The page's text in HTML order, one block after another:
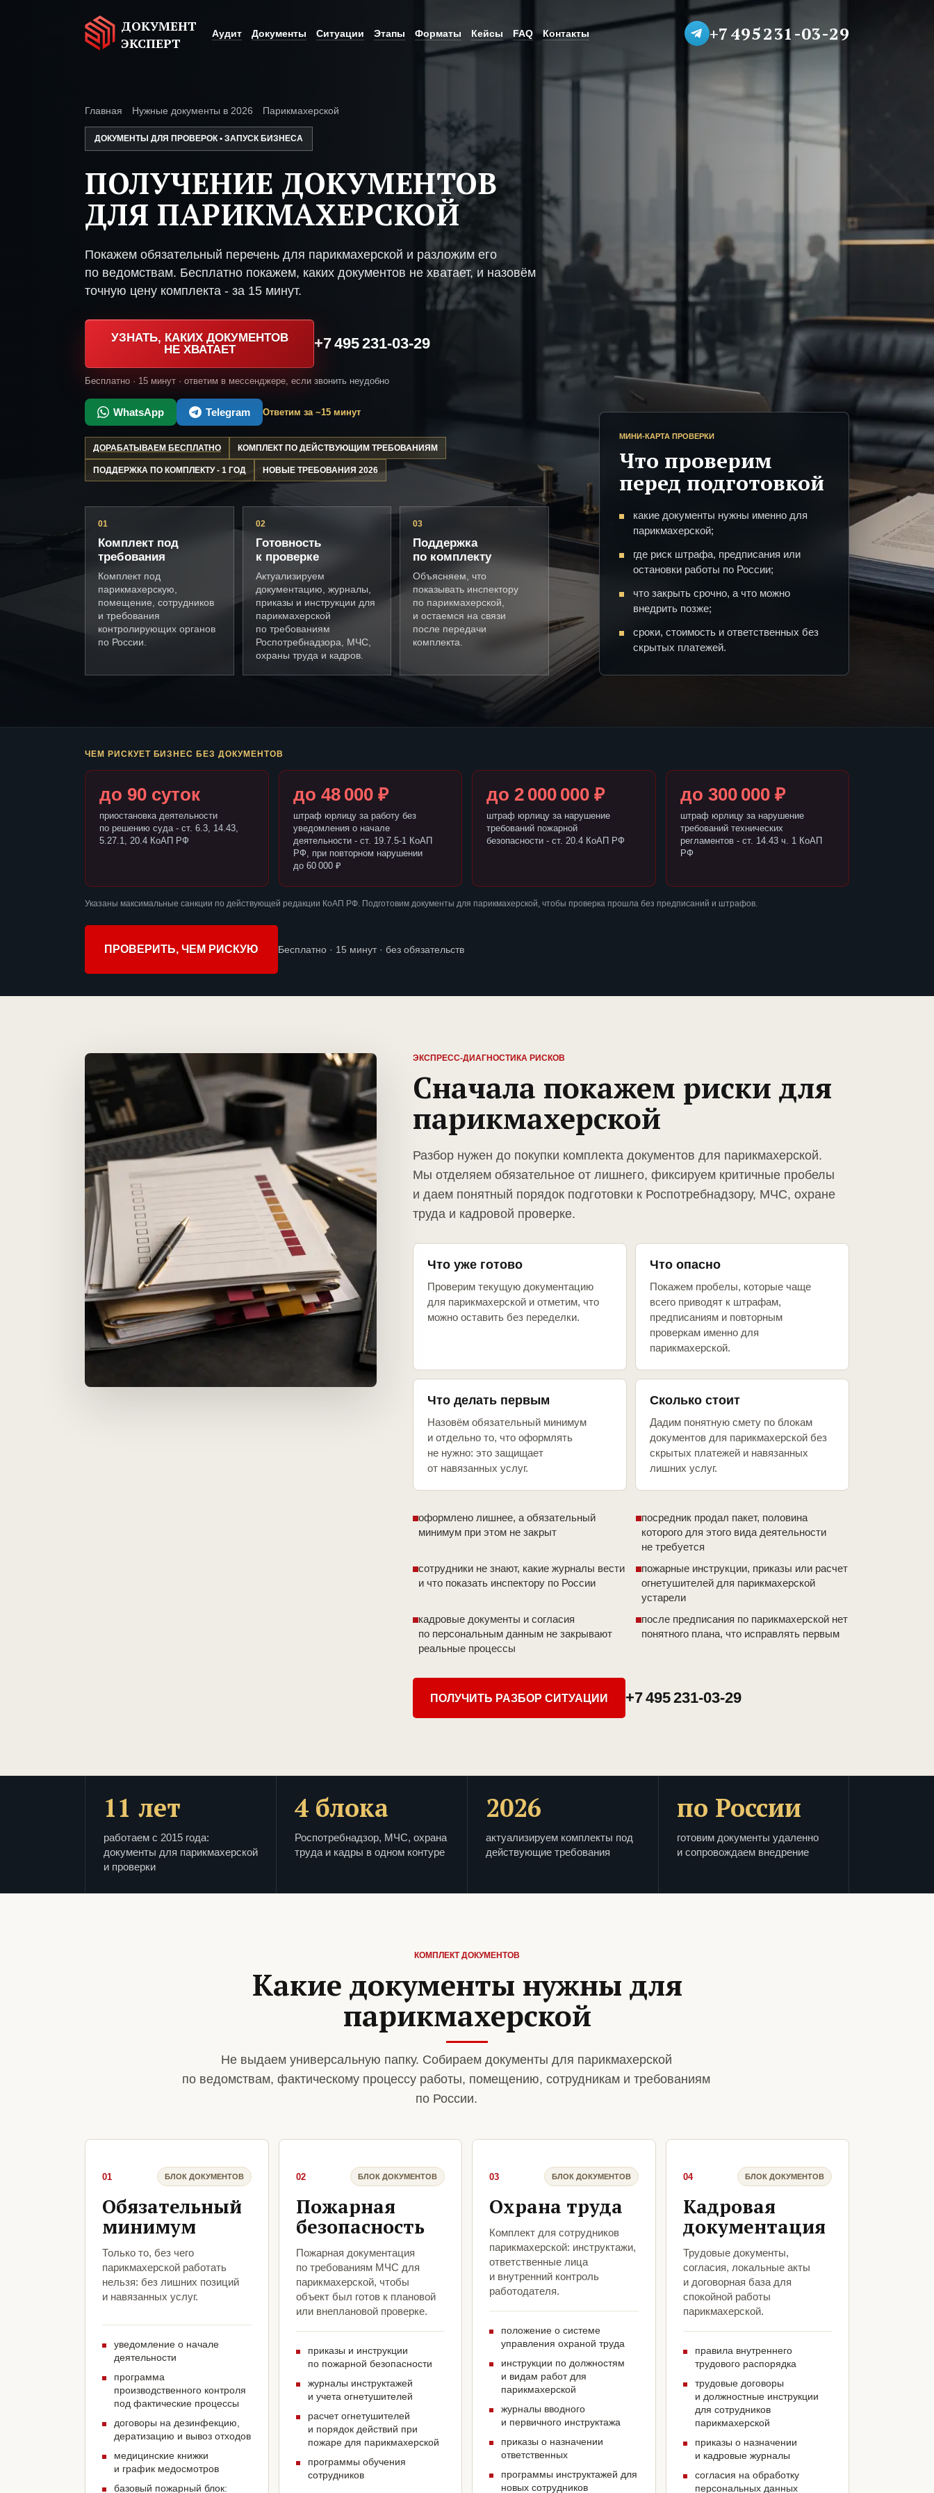
ДОКУМЕНТ
ЭКСПЕРТ
Аудит Документы Ситуации Этапы Форматы Кейсы FAQ Контакты +7 495 231-03-29
Главная Нужные документы в 2026 Парикмахерской
ДОКУМЕНТЫ ДЛЯ ПРОВЕРОК • ЗАПУСК БИЗНЕСА
ПОЛУЧЕНИЕ ДОКУМЕНТОВ
ДЛЯ ПАРИКМАХЕРСКОЙ
Покажем обязательный перечень для парикмахерской и разложим его
по ведомствам. Бесплатно покажем, каких документов не хватает, и назовём
точную цену комплекта - за 15 минут.
УЗНАТЬ, КАКИХ ДОКУМЕНТОВ
НЕ ХВАТАЕТ
+7 495 231-03-29
Бесплатно · 15 минут · ответим в мессенджере, если звонить неудобно
WhatsApp Telegram Ответим за ~15 минут
ДОРАБАТЫВАЕМ БЕСПЛАТНО КОМПЛЕКТ ПО ДЕЙСТВУЮЩИМ ТРЕБОВАНИЯМ
ПОДДЕРЖКА ПО КОМПЛЕКТУ - 1 ГОД НОВЫЕ ТРЕБОВАНИЯ 2026
01
Комплект под
требования
Комплект под
парикмахерскую,
помещение, сотрудников
и требования
контролирующих органов
по России.
02
Готовность
к проверке
Актуализируем
документацию, журналы,
приказы и инструкции для
парикмахерской
по требованиям
Роспотребнадзора, МЧС,
охраны труда и кадров.
03
Поддержка
по комплекту
Объясняем, что
показывать инспектору
по парикмахерской,
и остаемся на связи
после передачи
комплекта.
МИНИ-КАРТА ПРОВЕРКИ
Что проверим
перед подготовкой
какие документы нужны именно для
парикмахерской;
где риск штрафа, предписания или
остановки работы по России;
что закрыть срочно, а что можно
внедрить позже;
сроки, стоимость и ответственных без
скрытых платежей.
ЧЕМ РИСКУЕТ БИЗНЕС БЕЗ ДОКУМЕНТОВ
до 90 суток
приостановка деятельности
по решению суда - ст. 6.3, 14.43,
5.27.1, 20.4 КоАП РФ
до 48 000 ₽
штраф юрлицу за работу без
уведомления о начале
деятельности - ст. 19.7.5-1 КоАП
РФ, при повторном нарушении
до 60 000 ₽
до 2 000 000 ₽
штраф юрлицу за нарушение
требований пожарной
безопасности - ст. 20.4 КоАП РФ
до 300 000 ₽
штраф юрлицу за нарушение
требований технических
регламентов - ст. 14.43 ч. 1 КоАП
РФ
Указаны максимальные санкции по действующей редакции КоАП РФ. Подготовим документы для парикмахерской, чтобы проверка прошла без предписаний и штрафов.
ПРОВЕРИТЬ, ЧЕМ РИСКУЮ Бесплатно · 15 минут · без обязательств
ЭКСПРЕСС-ДИАГНОСТИКА РИСКОВ
Сначала покажем риски для
парикмахерской
Разбор нужен до покупки комплекта документов для парикмахерской.
Мы отделяем обязательное от лишнего, фиксируем критичные пробелы
и даем понятный порядок подготовки к Роспотребнадзору, МЧС, охране
труда и кадровой проверке.
Что уже готово
Проверим текущую документацию
для парикмахерской и отметим, что
можно оставить без переделки.
Что опасно
Покажем пробелы, которые чаще
всего приводят к штрафам,
предписаниям и повторным
проверкам именно для
парикмахерской.
Что делать первым
Назовём обязательный минимум
и отдельно то, что оформлять
не нужно: это защищает
от навязанных услуг.
Сколько стоит
Дадим понятную смету по блокам
документов для парикмахерской без
скрытых платежей и навязанных
лишних услуг.
оформлено лишнее, а обязательный
минимум при этом не закрыт
посредник продал пакет, половина
которого для этого вида деятельности
не требуется
сотрудники не знают, какие журналы вести
и что показать инспектору по России
пожарные инструкции, приказы или расчет
огнетушителей для парикмахерской
устарели
кадровые документы и согласия
по персональным данным не закрывают
реальные процессы
после предписания по парикмахерской нет
понятного плана, что исправлять первым
ПОЛУЧИТЬ РАЗБОР СИТУАЦИИ +7 495 231-03-29
11 лет
работаем с 2015 года:
документы для парикмахерской
и проверки
4 блока
Роспотребнадзор, МЧС, охрана
труда и кадры в одном контуре
2026
актуализируем комплекты под
действующие требования
по России
готовим документы удаленно
и сопровождаем внедрение
КОМПЛЕКТ ДОКУМЕНТОВ
Какие документы нужны для
парикмахерской
Не выдаем универсальную папку. Собираем документы для парикмахерской
по ведомствам, фактическому процессу работы, помещению, сотрудникам и требованиям
по России.
01 БЛОК ДОКУМЕНТОВ
Обязательный
минимум
Только то, без чего
парикмахерской работать
нельзя: без лишних позиций
и навязанных услуг.
уведомление о начале
деятельности
программа
производственного контроля
под фактические процессы
договоры на дезинфекцию,
дератизацию и вывоз отходов
медицинские книжки
и график медосмотров
базовый пожарный блок:
02 БЛОК ДОКУМЕНТОВ
Пожарная
безопасность
Пожарная документация
по требованиям МЧС для
парикмахерской, чтобы
объект был готов к плановой
или внеплановой проверке.
приказы и инструкции
по пожарной безопасности
журналы инструктажей
и учета огнетушителей
расчет огнетушителей
и порядок действий при
пожаре для парикмахерской
программы обучения
сотрудников
03 БЛОК ДОКУМЕНТОВ
Охрана труда
Комплект для сотрудников
парикмахерской: инструктажи,
ответственные лица
и внутренний контроль
работодателя.
положение о системе
управления охраной труда
инструкции по должностям
и видам работ для
парикмахерской
журналы вводного
и первичного инструктажа
приказы о назначении
ответственных
программы инструктажей для
новых сотрудников
04 БЛОК ДОКУМЕНТОВ
Кадровая
документация
Трудовые документы,
согласия, локальные акты
и договорная база для
спокойной работы
парикмахерской.
правила внутреннего
трудового распорядка
трудовые договоры
и должностные инструкции
для сотрудников
парикмахерской
приказы о назначении
и кадровые журналы
согласия на обработку
персональных данных